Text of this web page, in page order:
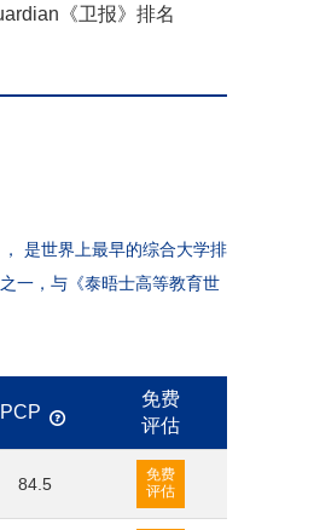
《卫报》排名
是世界上最早的综合大学排
一，与《泰晤士高等教育世
PCP
免费
评估
84.5
免费
评估